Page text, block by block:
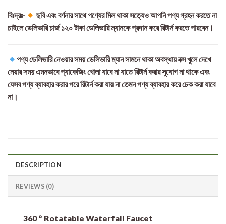
বিঃদ্রঃ-
ছবি এবং বর্ণনার সাথে পণ্যের মিল থাকা সত্যেও আপনি পণ্য গ্রহন করতে না
চাইলে ডেলিভারি চার্জ ১২০ টাকা ডেলিভারি ম্যানকে প্রদান করে রিটার্ন করতে পারবেন।
পণ্য ডেলিভারি নেওয়ার সময় ডেলিভারি ম্যান সামনে থাকা অবস্থায় বক্স খুলে দেখে
নেয়ার সময় এমনভাবে প্যাকেজিং খোলা যাবে না যাতে রিটার্ন করার সুযোগ না থাকে এবং
যেসব পণ্য ব্যাবহার করার পরে রিটার্ন করা যায় না তেমন পণ্য ব্যাবহার করে চেক করা যাবে
না।
DESCRIPTION
REVIEWS (0)
360 ° Rotatable Waterfall Faucet